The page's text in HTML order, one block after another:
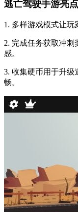
逃亡驾驶手游亮点
1. 多样游戏模式让玩
2. 完成任务获取冲
感。
3. 收集硬币用于升
畅。